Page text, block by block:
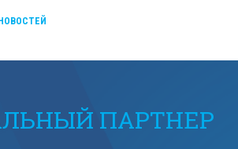
ПАРТНЕР